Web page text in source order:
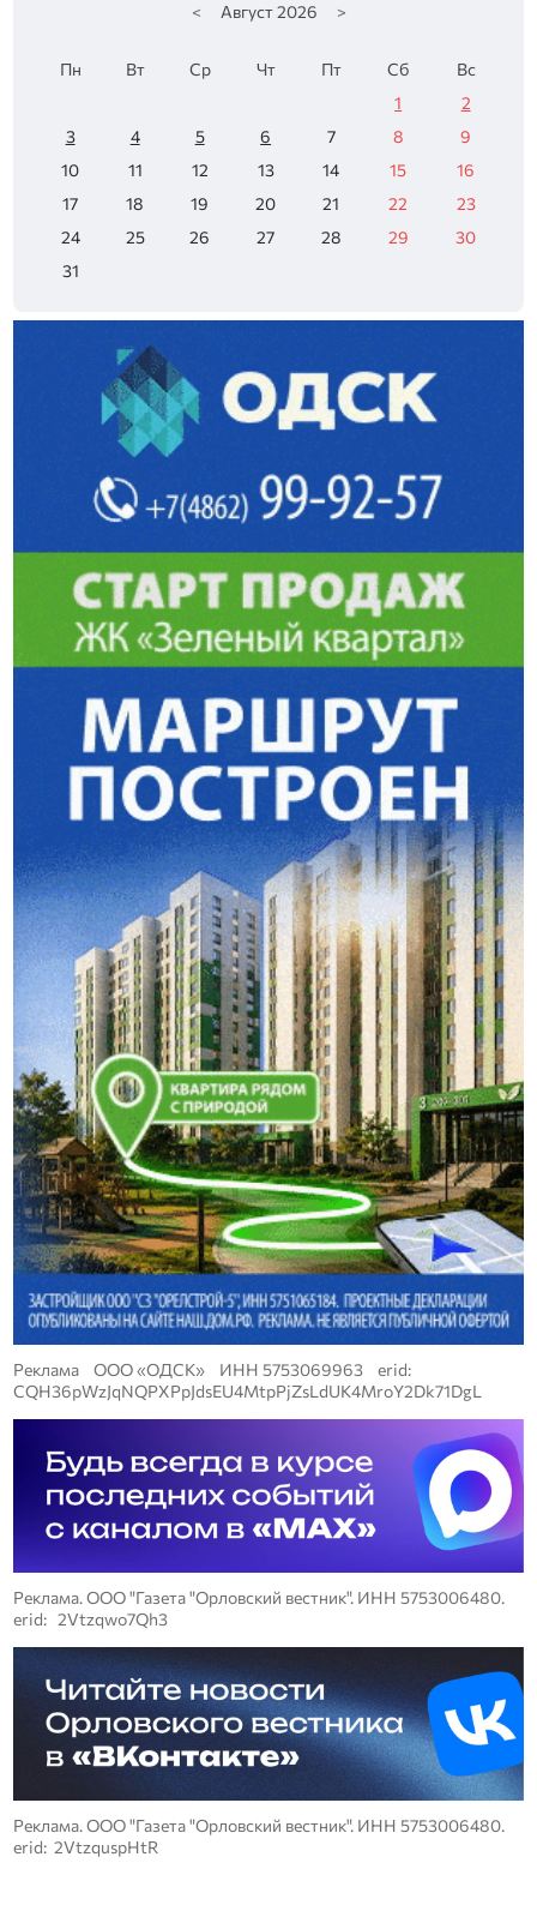
< Август 2026 >
Пн Вт Ср Чт Пт Сб
Вс
1
2
3
4 5 6 7 8
9
10
11 12 13 14 15
16
17
18 19 20 21 22
23
24
25 26 27 28 29
30
31
Реклама ООО «ОДСК» ИНН 5753069963 erid:
CQH36pWzJqNQPXPpJdsEU4MtpPjZsLdUK4MroY2Dk71DgL
Реклама. ООО "Газета "Орловский вестник". ИНН 5753006480.
erid: 2Vtzqwo7Qh3
Реклама. ООО "Газета "Орловский вестник". ИНН 5753006480.
erid: 2VtzquspHtR